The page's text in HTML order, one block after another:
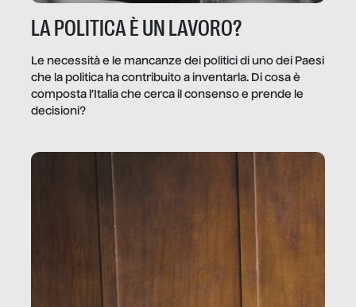
LA POLITICA È UN LAVORO?
Le necessità e le mancanze dei politici di uno dei Paesi
che la politica ha contribuito a inventarla. Di cosa è
composta l’Italia che cerca il consenso e prende le
decisioni?